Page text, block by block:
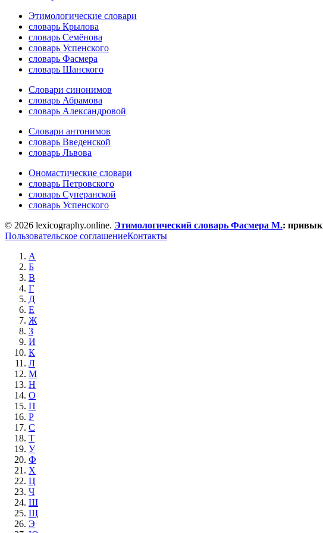
Этимологические словари
словарь Крылова
словарь Семёнова
словарь Успенского
словарь Фасмера
словарь Шанского
Словари синонимов
словарь Абрамова
словарь Александровой
Словари антонимов
словарь Введенской
словарь Львова
Ономастические словари
словарь Петровского
словарь Суперанской
словарь Успенского
© 2026 lexicography.online. Этимологический словарь Фасмера М.:
Пользовательское соглашениеКонтакты
А
Б
В
Г
Д
Е
Ж
З
И
К
Л
М
Н
О
П
Р
С
Т
У
Ф
Х
Ц
Ч
Ш
Щ
Э